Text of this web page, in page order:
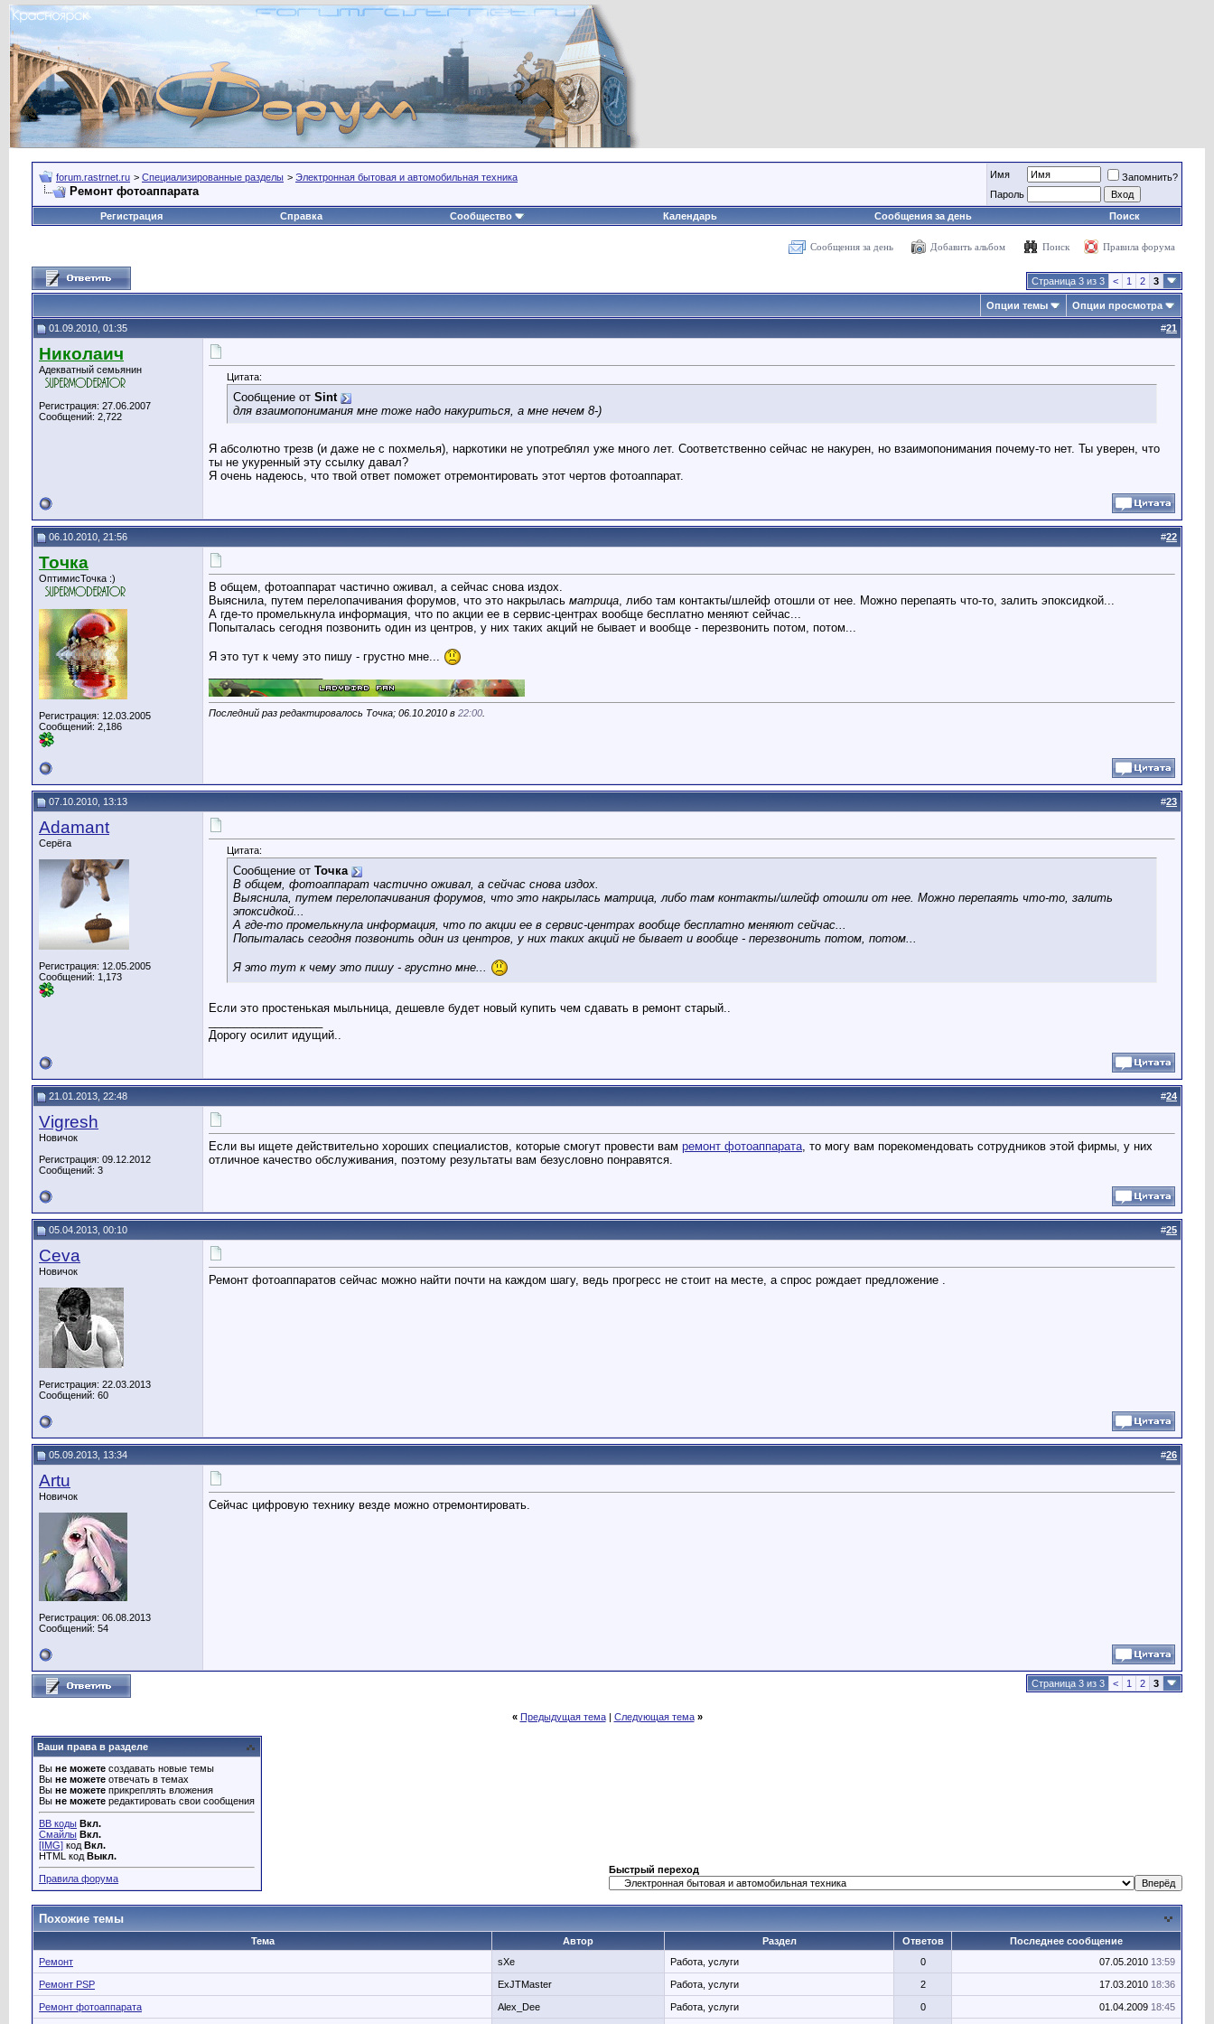
forum.rastrnet.ru > Специализированные разделы > Электронная бытовая и автомобильная техника
Ремонт фотоаппарата
Имя
Запомнить?
Пароль
Регистрация
Справка Сообщество Календарь Сообщения за день Поиск
Сообщения за день Добавить альбом Поиск Правила форума
Страница 3 из 3 < 1 2 3
Опции темы Опции просмотра
01.09.2010, 01:35 #21
Николаич
Адекватный семьянин
Регистрация: 27.06.2007
Сообщений: 2,722
Цитата:
Сообщение от Sint
для взаимопонимания мне тоже надо накуриться, а мне нечем 8-)
Я абсолютно трезв (и даже не с похмелья), наркотики не употреблял уже много лет. Соответственно сейчас не накурен, но взаимопонимания почему-то нет. Ты уверен, что
ты не укуренный эту ссылку давал?
Я очень надеюсь, что твой ответ поможет отремонтировать этот чертов фотоаппарат.
06.10.2010, 21:56 #22
Точка
ОптимисТочка :)
Регистрация: 12.03.2005
Сообщений: 2,186
В общем, фотоаппарат частично оживал, а сейчас снова издох.
Выяснила, путем перелопачивания форумов, что это накрылась матрица, либо там контакты/шлейф отошли от нее. Можно перепаять что-то, залить эпоксидкой...
А где-то промелькнула информация, что по акции ее в сервис-центрах вообще бесплатно меняют сейчас...
Попыталась сегодня позвонить один из центров, у них таких акций не бывает и вообще - перезвонить потом, потом...
Я это тут к чему это пишу - грустно мне...
Последний раз редактировалось Точка; 06.10.2010 в 22:00
07.10.2010, 13:13 #23
Adamant
Серёга
Регистрация: 12.05.2005
Сообщений: 1,173
Цитата:
Сообщение от Точка
В общем, фотоаппарат частично оживал, а сейчас снова издох.
Выяснила, путем перелопачивания форумов, что это накрылась матрица, либо там контакты/шлейф отошли от нее. Можно перепаять что-то, залить
эпоксидкой...
А где-то промелькнула информация, что по акции ее в сервис-центрах вообще бесплатно меняют сейчас...
Попыталась сегодня позвонить один из центров, у них таких акций не бывает и вообще - перезвонить потом, потом...
Я это тут к чему это пишу - грустно мне...
Если это простенькая мыльница, дешевле будет новый купить чем сдавать в ремонт старый..
Дорогу осилит идущий..
21.01.2013, 22:48 #24
Vigresh
Новичок
Регистрация: 09.12.2012
Сообщений: 3
Если вы ищете действительно хороших специалистов, которые смогут провести вам ремонт фотоаппарата, то могу вам порекомендовать сотрудников этой фирмы, у них
отличное качество обслуживания, поэтому результаты вам безусловно понравятся.
05.04.2013, 00:10 #25
Ceva
Новичок
Регистрация: 22.03.2013
Сообщений: 60
Ремонт фотоаппаратов сейчас можно найти почти на каждом шагу, ведь прогресс не стоит на месте, а спрос рождает предложение .
05.09.2013, 13:34 #26
Artu
Новичок
Регистрация: 06.08.2013
Сообщений: 54
Сейчас цифровую технику везде можно отремонтировать.
Страница 3 из 3 < 1 2 3
« Предыдущая тема| Следующая тема »
Ваши права в разделе
Вы не можете создавать новые темы
Вы не можете отвечать в темах
Вы не можете прикреплять вложения
Вы не можете редактировать свои сообщения
BB коды Вкл.
Смайлы Вкл.
[IMG] код Вкл.
HTML код Выкл.
Правила форума
Быстрый переход
Похожие темы
Тема Автор Раздел Ответов
Последнее сообщение
Ремонт
sXe Работа, услуги 0 07.05.2010 13:59
Ремонт PSP ExJTMaster Работа, услуги 2 17.03.2010 18:36
Ремонт фотоаппарата Alex_Dee Работа, услуги 0 01.04.2009 18:45